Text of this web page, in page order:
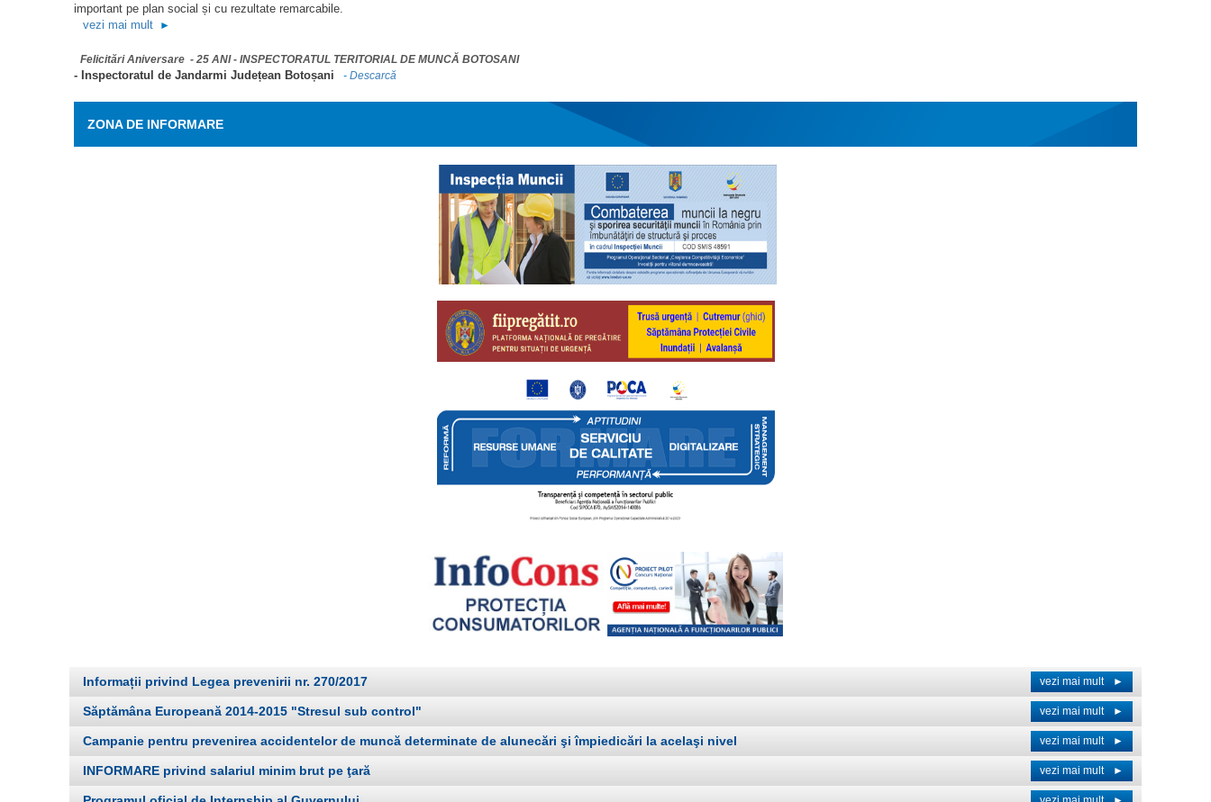
important pe plan social și cu rezultate remarcabile.
vezi mai mult
►
Felicitări Aniversare - 25 ANI - INSPECTORATUL TERITORIAL DE MUNCĂ BOTOSANI
- Inspectoratul de Jandarmi Județean Botoșani - Descarcă
ZONA DE INFORMARE
Informații privind Legea prevenirii nr. 270/2017 vezi mai mult ►
Săptămâna Europeană 2014-2015 "Stresul sub control" vezi mai mult ►
Campanie pentru prevenirea accidentelor de muncă determinate de alunecări şi împiedicări la acelaşi nivel vezi mai mult ►
INFORMARE privind salariul minim brut pe ţară vezi mai mult ►